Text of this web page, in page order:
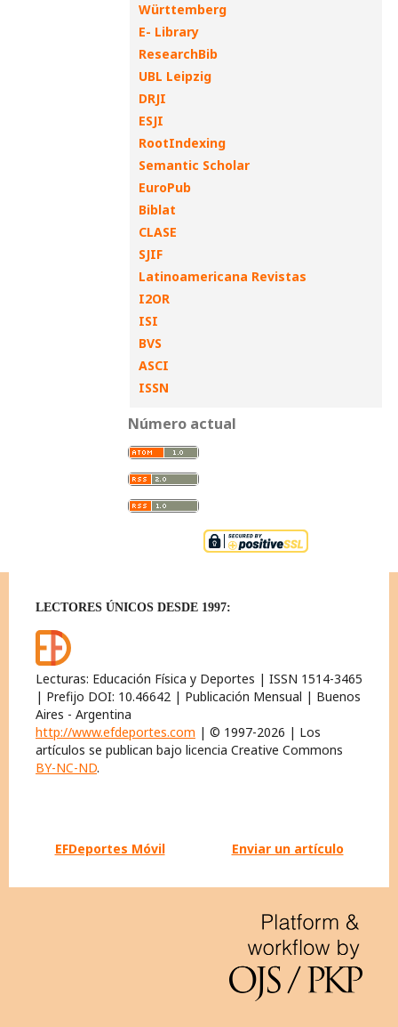
Württemberg
E- Library
ResearchBib
UBL Leipzig
DRJI
ESJI
RootIndexing
Semantic Scholar
EuroPub
Biblat
CLASE
SJIF
Latinoamericana Revistas
I2OR
ISI
BVS
ASCI
ISSN
Número actual
LECTORES ÚNICOS DESDE 1997:
Lecturas: Educación Física y Deportes | ISSN 1514-3465
| Prefijo DOI: 10.46642 | Publicación Mensual | Buenos
Aires - Argentina
http://www.efdeportes.com | © 1997-2026 | Los
artículos se publican bajo licencia Creative Commons
BY-NC-ND.
EFDeportes Móvil Enviar un artículo